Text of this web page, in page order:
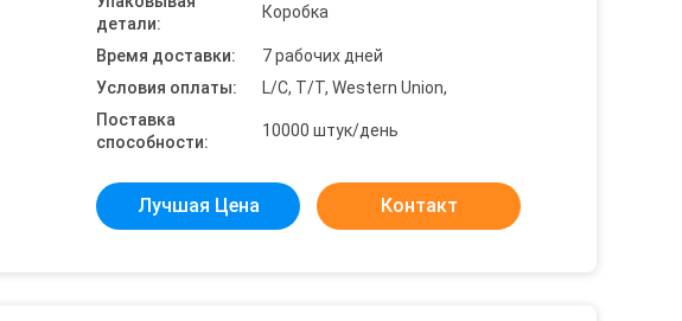
детали:
Коробка
Время доставки:
7 рабочих дней
Условия оплаты:
L/C, T/T, Western Union,
Поставка
способности:
10000 штук/день
Лучшая Цена Контакт